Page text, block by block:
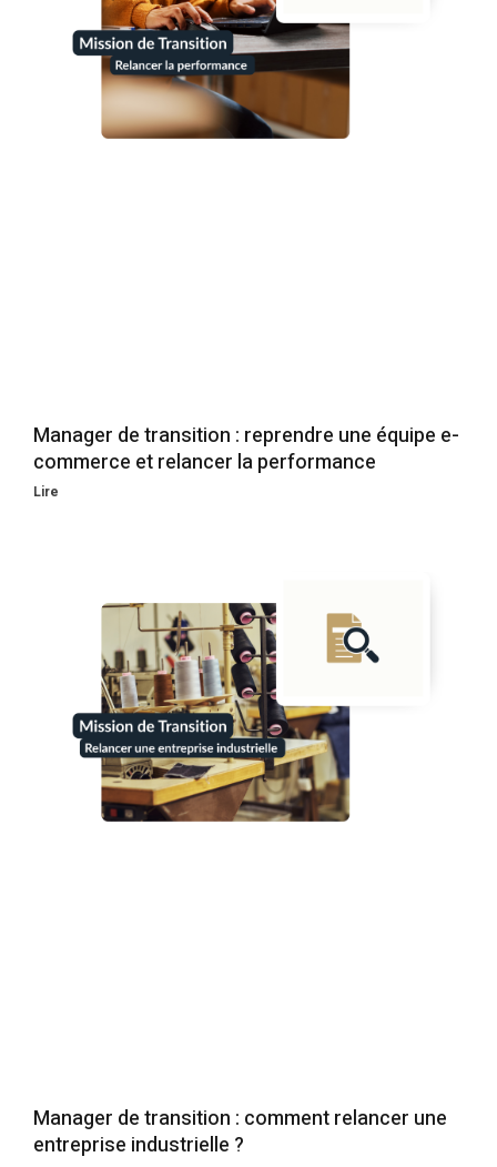
Manager de transition : reprendre une équipe e-
commerce et relancer la performance
Lire
Manager de transition : comment relancer une
entreprise industrielle ?